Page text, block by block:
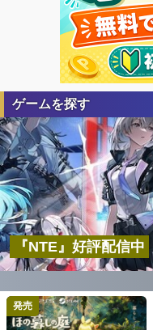
ゲームを探す
『NTE』好評配信中
発売